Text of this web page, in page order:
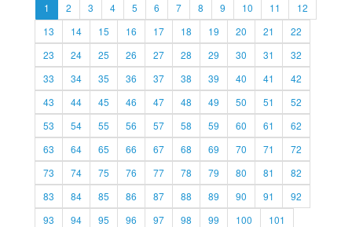
1 2 3 4 5 6 7 8 9 10 11
12
13
14 15 16 17 18 19 20 21
22
23
24 25 26 27 28 29 30 31
32
33
34 35 36 37 38 39 40 41
42
43
44 45 46 47 48 49 50 51
52
53
54 55 56 57 58 59 60 61
62
63
64 65 66 67 68 69 70 71
72
73
74 75 76 77 78 79 80 81
82
83
84 85 86 87 88 89 90 91
92
93
94 95 96 97 98 99 100
101